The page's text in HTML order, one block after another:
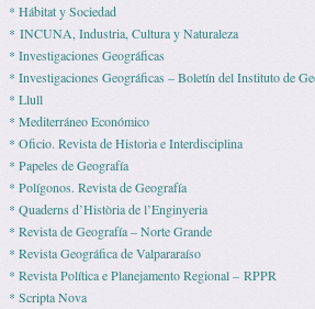
* Hábitat y Sociedad
* INCUNA, Industria, Cultura y Naturaleza
* Investigaciones Geográficas
* Investigaciones Geográficas – Boletín del Instituto de
* Llull
* Mediterráneo Económico
* Ofi­cio. Revista de His­to­ria e Interdisciplina
* Pape­les de Geografía
* Polígonos. Revista de Geografía
* Quaderns d’Història de l’Enginyeria
* Revista de Geografía – Norte Grande
* Revista Geográfica de Valpararaíso
* Revista Polí­tica e Pla­ne­ja­mento Regio­nal – RPPR
* Scripta Nova